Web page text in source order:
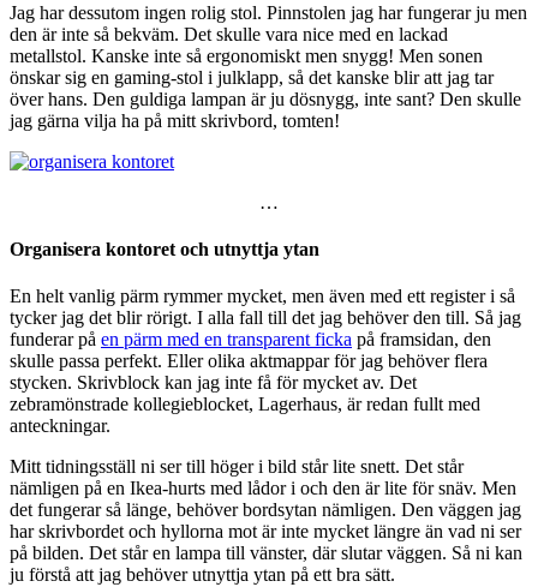
Jag har dessutom ingen rolig stol. Pinnstolen jag har fungerar ju men
den är inte så bekväm. Det skulle vara nice med en lackad
metallstol. Kanske inte så ergonomiskt men snygg! Men sonen
önskar sig en gaming-stol i julklapp, så det kanske blir att jag tar
över hans. Den guldiga lampan är ju dösnygg, inte sant? Den skulle
jag gärna vilja ha på mitt skrivbord, tomten!
…
Organisera kontoret och utnyttja ytan
En helt vanlig pärm rymmer mycket, men även med ett register i så
tycker jag det blir rörigt. I alla fall till det jag behöver den till. Så jag
funderar på en pärm med en transparent ficka på framsidan, den
skulle passa perfekt. Eller olika aktmappar för jag behöver flera
stycken. Skrivblock kan jag inte få för mycket av. Det
zebramönstrade kollegieblocket, Lagerhaus, är redan fullt med
anteckningar.
Mitt tidningsställ ni ser till höger i bild står lite snett. Det står
nämligen på en Ikea-hurts med lådor i och den är lite för snäv. Men
det fungerar så länge, behöver bordsytan nämligen. Den väggen jag
har skrivbordet och hyllorna mot är inte mycket längre än vad ni ser
på bilden. Det står en lampa till vänster, där slutar väggen. Så ni kan
ju förstå att jag behöver utnyttja ytan på ett bra sätt.